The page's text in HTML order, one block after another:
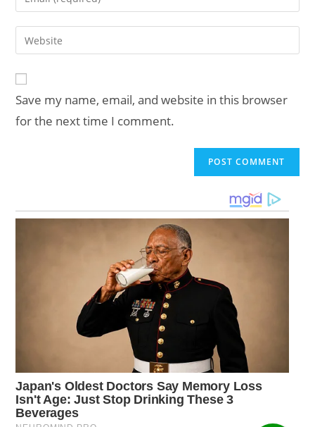
comment
your
email
address
Enter
your
URL
(optional)
Save my name, email, and website in this browser
for the next time I comment.